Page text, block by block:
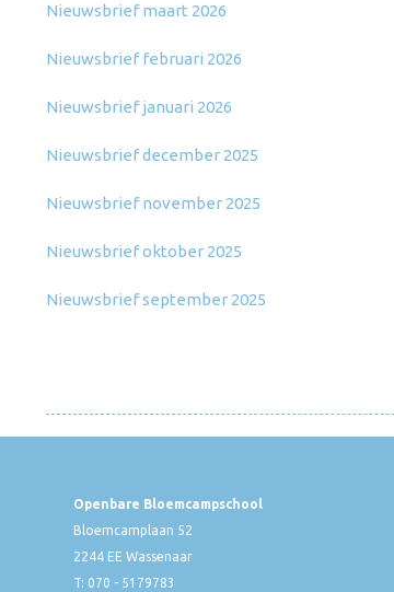
Nieuwsbrief maart 2026
Nieuwsbrief februari 2026
Nieuwsbrief januari 2026
Nieuwsbrief december 2025
Nieuwsbrief november 2025
Nieuwsbrief oktober 2025
Nieuwsbrief september 2025
Openbare Bloemcampschool
Bloemcamplaan 52
2244 EE Wassenaar
T: 070 - 5179783